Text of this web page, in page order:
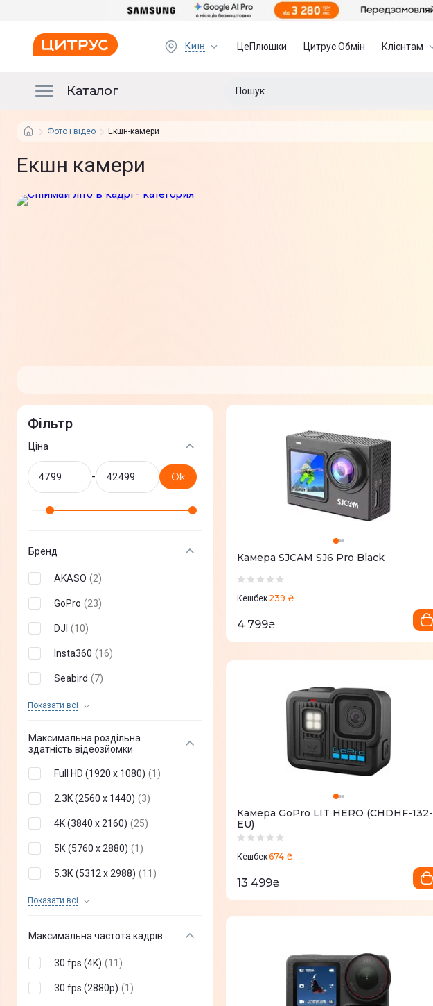
Київ ЦеПлюшки Цитрус Обмін Клієнтам
Каталог
Фото і відео Екшн-камери
Екшн камери
Фільтр
Ціна
- Ok
Бренд
AKASO (2)
GoPro (23)
DJI (10)
Insta360 (16)
Seabird (7)
Показати всi
SJCAM
Aspiring (1)
Максимальна роздільна
здатність відеозйомки
Full HD (1920 x 1080) (1 )
2.3K (2560 x 1440) (3)
4K (3840 x 2160) (25)
5К (5760 x 2880) (1 )
5.3К (5312 x 2988) (11 )
Показати всi360° (5760 x 2880)
Максимальна частота кадрів
30 fps (4K) (11 )
30 fps (2880p) (1 )
Камера SJCAM SJ6 Pro Black
Кешбек 239 ₴
4 799₴
Камера GoPro LIT HERO (CHDHF-132-
EU)
Кешбек674 ₴
13 499₴